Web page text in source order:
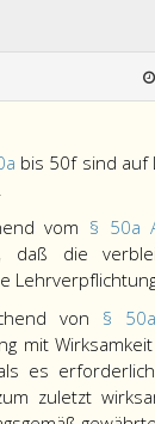
bis 50f sind auf
vom § 50a
daß die
von §
mit
es
zuletzt